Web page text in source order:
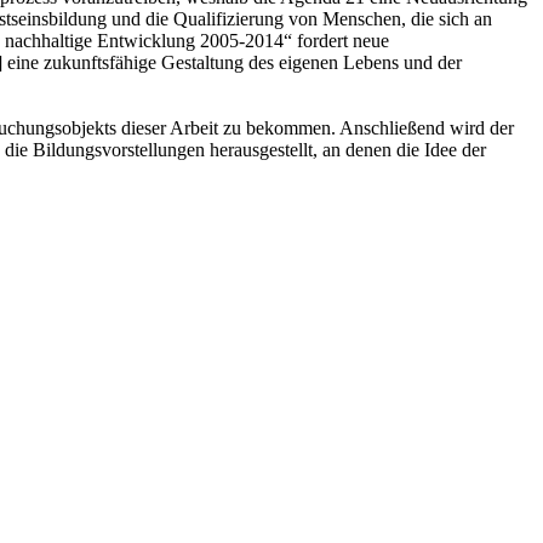
und die Qualifizierung von Menschen, die sich an
Entwicklung 2005-2014“ fordert neue
zukunftsfähige Gestaltung des eigenen Lebens und der
dieser Arbeit zu bekommen. Anschließend wird der
Bildungsvorstellungen herausgestellt, an denen die Idee der